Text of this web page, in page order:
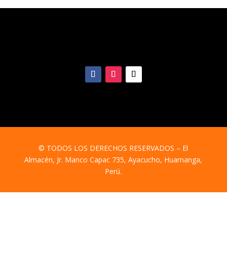
© TODOS LOS DERECHOS RESERVADOS – El
Almacén, Jr. Manco Capac 735, Ayacucho, Huamanga,
Perú.